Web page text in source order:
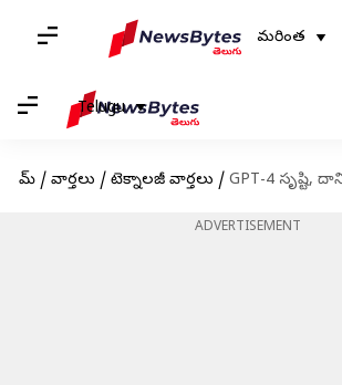
మరింత
Telugu
హోమ్ / వార్తలు / టెక్నాలజీ వార్తలు / GPT-4 సృష్టి, దాని
ADVERTISEMENT